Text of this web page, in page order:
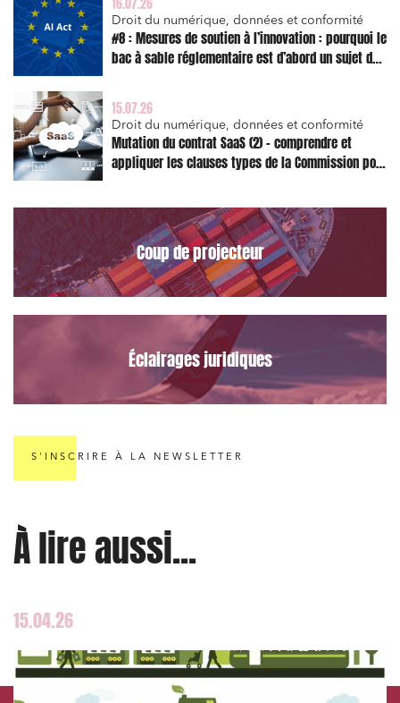
16.07.26
Droit du numérique, données et conformité
#8 : Mesures de soutien à l’innovation : pourquoi le
bac à sable réglementaire est d’abord un sujet de
15.07.26
Droit du numérique, données et conformité
Mutation du contrat SaaS (2) – comprendre et
appliquer les clauses types de la Commission pour
Coup de projecteur
Éclairages juridiques
S'INSCRIRE À LA NEWSLETTER
À lire aussi...
15.04.26